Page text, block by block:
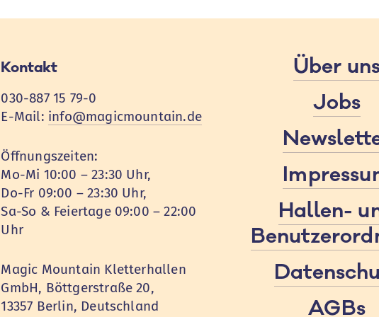
Kontakt
030-887 15 79-0
E-Mail: info@magicmountain.de
Öffnungszeiten:
Mo-Mi 10:00 – 23:30 Uhr,
Do-Fr 09:00 – 23:30 Uhr,
Sa-So & Feiertage 09:00 – 22:00
Uhr
Magic Mountain Kletterhallen
GmbH, Böttgerstraße 20,
13357 Berlin, Deutschland
Über
Jobs
Hallen-
AGBs